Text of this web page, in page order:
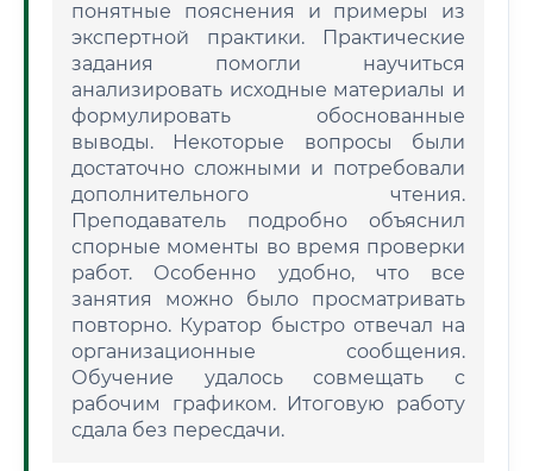
понятные пояснения и примеры из
экспертной практики. Практические
задания помогли научиться
анализировать исходные материалы и
формулировать обоснованные
выводы. Некоторые вопросы были
достаточно сложными и потребовали
дополнительного чтения.
Преподаватель подробно объяснил
спорные моменты во время проверки
работ. Особенно удобно, что все
занятия можно было просматривать
повторно. Куратор быстро отвечал на
организационные сообщения.
Обучение удалось совмещать с
рабочим графиком. Итоговую работу
сдала без пересдачи.